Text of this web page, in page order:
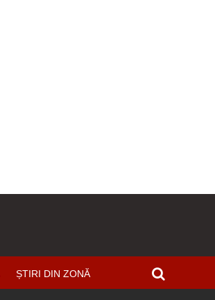
ȘTIRI DIN ZONĂ